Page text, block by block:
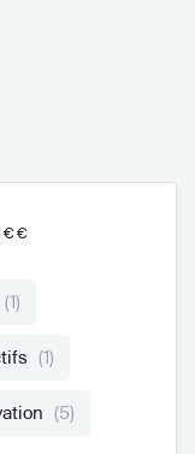
(1)
(1)
(5)